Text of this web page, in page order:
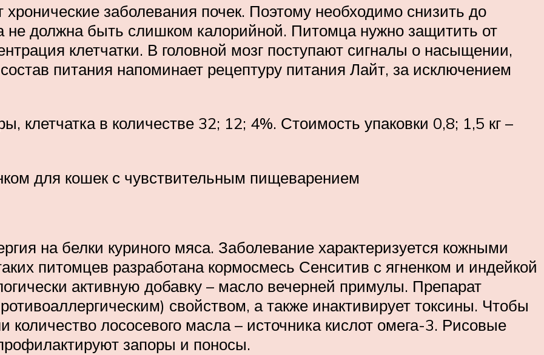
заболевания почек. Поэтому необходимо снизить до
должна быть слишком калорийной. Питомца нужно защитить от
клетчатки. В головной мозг поступают сигналы о насыщении,
питания напоминает рецептуру питания Лайт, за исключением
клетчатка в количестве 32; 12; 4%. Стоимость упаковки 0,8; 1,5 кг –
для кошек с чувствительным пищеварением
на белки куриного мяса. Заболевание характеризуется кожными
питомцев разработана кормосмесь Сенситив с ягненком и индейкой
активную добавку – масло вечерней примулы. Препарат
свойством, а также инактивирует токсины. Чтобы
количество лососевого масла – источника кислот омега-3. Рисовые
запоры и поносы.